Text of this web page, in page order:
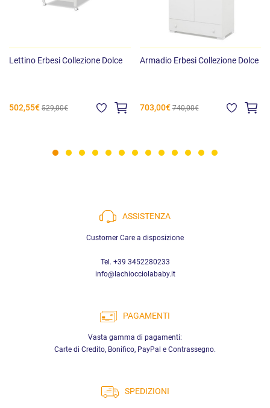
Lettino Erbesi Collezione Dolce
502,55€ 529,00€
Armadio Erbesi Collezione Dolce
703,00€ 740,00€
ASSISTENZA
Customer Care a disposizione
Tel. +39 3452280233
info@lachiocciolababy.it
PAGAMENTI
Vasta gamma di pagamenti:
Carte di Credito, Bonifico, PayPal e Contrassegno.
SPEDIZIONI